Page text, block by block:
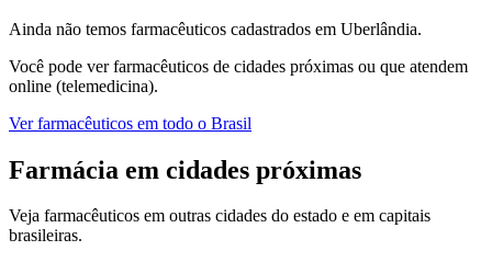
Ainda não temos farmacêuticos cadastrados em Uberlândia.
Você pode verfarmacêuticos de cidades próximas ou que atendem
online (telemedicina).
Verfarmacêuticos em todo o Brasil
Farmácia em cidades próximas
Veja farmacêuticos em outras cidades do estado e em capitais
brasileiras.